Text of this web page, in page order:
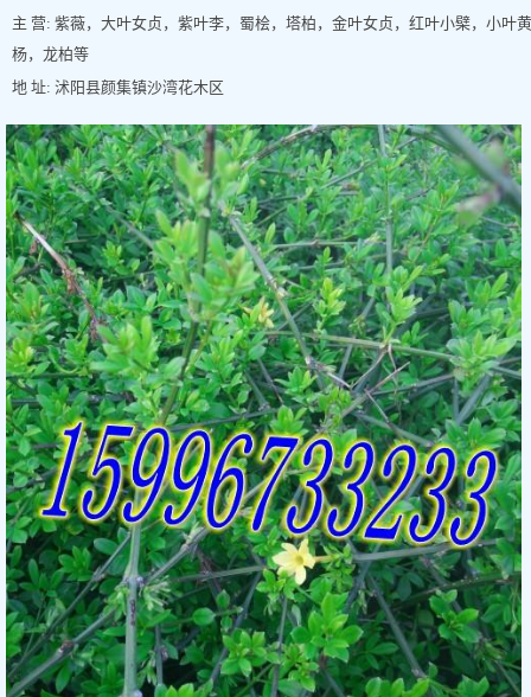
主 营: 紫薇，大叶女贞，紫叶李，蜀桧，塔柏，金叶女贞，红叶小檗，小叶黄
杨，龙柏等
地 址: 沭阳县颜集镇沙湾花木区